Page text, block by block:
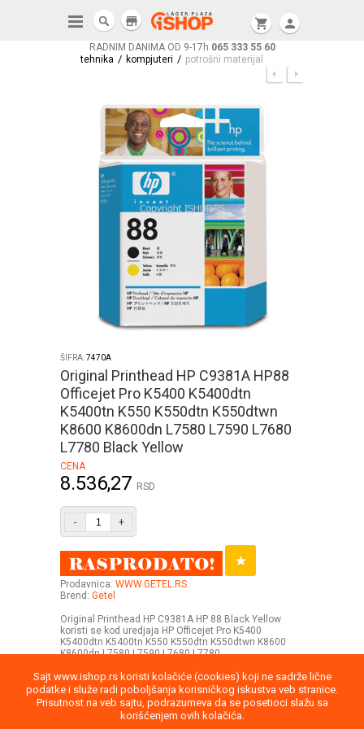
Sajt www.ishop.rs koristi kolačiće (cookies) koji ne sadrže lične
podatke i služe radi poboljšanja korisničkog iskustva veb stranice.
Prisutnost na veb sajtu, podrazumeva da se posetioci slažu sa
korišćenjem ovih kolačića.
RADNIM DANIMA OD 9-17h 065 333 55 60
shopping_cart person
store
tehnika / kompjuteri / potrošni materijal
ŠIFRA:7470A
Original Printhead HP C9381A HP88
Officejet Pro K5400 K5400dtn
K5400tn K550 K550dtn K550dtwn
K8600 K8600dn L7580 L7590 L7680
L7780 Black Yellow
CENA
8.536,27 RSD
- +
Prodavnica: WWW.GETEL.RS
Brend: Getel
Original Printhead HP C9381A HP 88 Black Yellow
koristi se kod uredjaja HP Officejet Pro K5400
K5400dtn K5400tn K550 K550dtn K550dtwn K8600
K8600dn L7580 L7590 L7680 L7780